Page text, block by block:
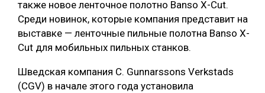
также новое ленточное полотно Banso X-Cut.
Среди новинок, которые компания представит на
выставке — ленточные пильные полотна Banso X-
Cut для мобильных пильных станков.
Шведская компания C. Gunnarssons Verkstads
(CGV) в начале этого года установила